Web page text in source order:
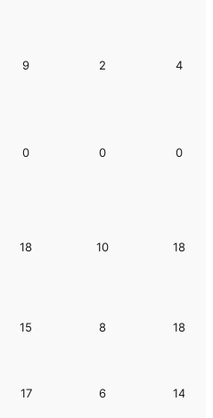
9 2 4
0 0 0
18 10 18
15 8 18
17 6 14